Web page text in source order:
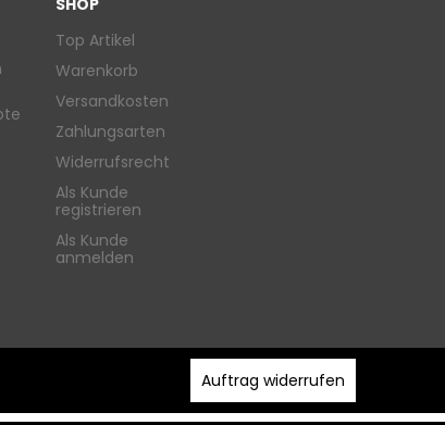
SHOP
Top Artikel
Warenkorb
Versandkosten
Zahlungsarten
Widerrufsrecht
Als Kunde
registrieren
Als Kunde
anmelden
Auftrag widerrufen